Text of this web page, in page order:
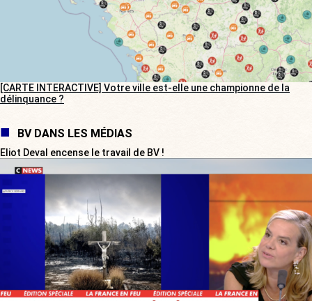
[CARTE INTERACTIVE] Votre ville est-elle une championne de la
délinquance ?
BV DANS LES MÉDIAS
Eliot Deval encense le travail de BV !